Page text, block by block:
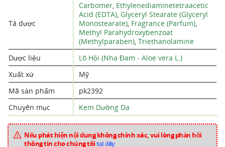
Tá dược
Carbomer, Ethylenediaminetetraacetic
Acid (EDTA), Glyceryl Stearate (Glyceryl
Monostearate), Fragrance (Parfum),
Methyl Parahydroxybenzoat
(Methylparaben), Triethanolamine
Dược liệu
Lô Hội (Nha Đam - Aloe vera L.)
Xuất xứ
Mỹ
Mã sản phẩm
pk2392
Chuyên mục
Kem Dưỡng Da
Nếu phát hiện nội dung không chính xác, vui lòng phản hồi
thông tin cho chúng tôitại đây